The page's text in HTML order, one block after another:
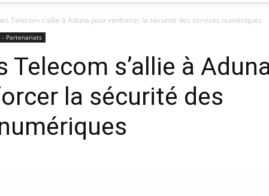
Telecom s’allie à Aduna pour renforcer la sécurité des services numériques
- Partenariats
Telecom s’allie à
la sécurité des